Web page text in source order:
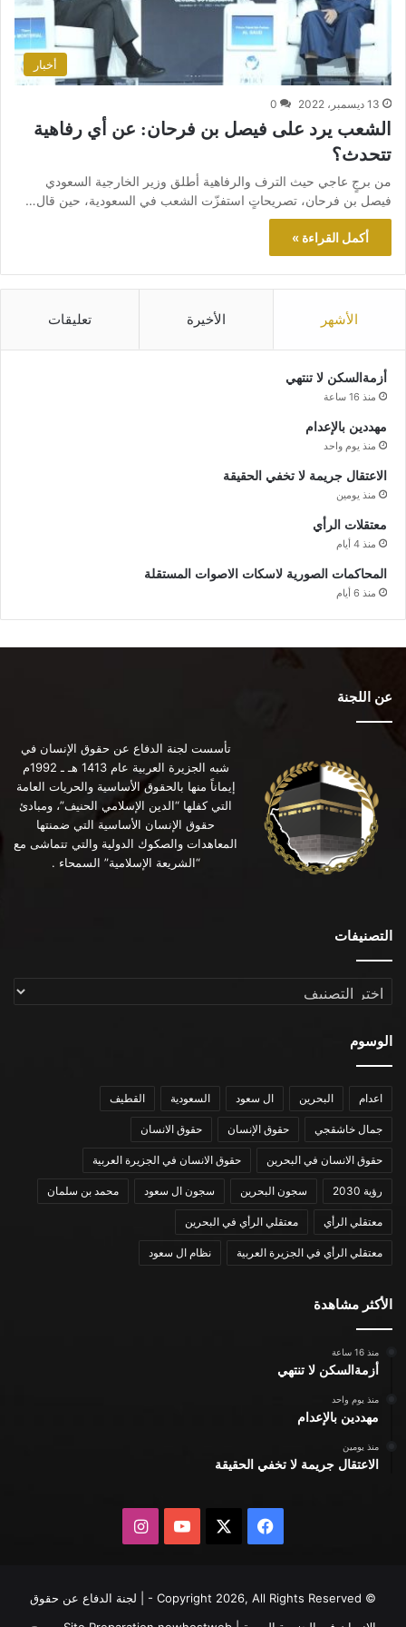
أخبار
13 ديسمبر، 2022 0
الشعب يرد على فيصل بن فرحان: عن أي رفاهية
تتحدث؟
من برجٍ عاجي حيث الترف والرفاهية أطلق وزير الخارجية السعودي
فيصل بن فرحان، تصريحاتٍ استفزّت الشعب في السعودية، حين قال…
أكمل القراءة »
الأشهر الأخيرة تعليقات
أزمةالسكن لا تنتهي
منذ 16 ساعة
مهددين بالإعدام
منذ يوم واحد
الاعتقال جريمة لا تخفي الحقيقة
منذ يومين
معتقلات الرأي
منذ 4 أيام
المحاكمات الصورية لاسكات الاصوات المستقلة
منذ 6 أيام
عن اللجنة
تأسست لجنة الدفاع عن حقوق الإنسان في
شبه الجزيرة العربية عام 1413 هـ ـ 1992م
إيماناً منها بالحقوق الأساسية والحريات العامة
التي كفلها “الدين الإسلامي الحنيف”، ومبادئ
حقوق الإنسان الأساسية التي ضمنتها
المعاهدات والصكوك الدولية والتي تتماشى مع
“الشريعة الإسلامية” السمحاء .
التصنيفات
التصنيفات
الوسوم
اعدام البحرين ال سعود السعودية القطيف
جمال خاشقجي حقوق الإنسان حقوق الانسان
حقوق الانسان في البحرين حقوق الانسان في الجزيرة العربية
رؤية 2030 سجون البحرين سجون ال سعود محمد بن سلمان
معتقلي الرأي معتقلي الرأي في البحرين
معتقلي الرأي في الجزيرة العربية نظام ال سعود
الأكثر مشاهدة
منذ 16 ساعة
أزمةالسكن لا تنتهي
منذ يوم واحد
مهددين بالإعدام
منذ يومين
الاعتقال جريمة لا تخفي الحقيقة
فيسبوك يوتيوبانستقرام
© Copyright 2026, All Rights Reserved - | لجنة الدفاع عن حقوق